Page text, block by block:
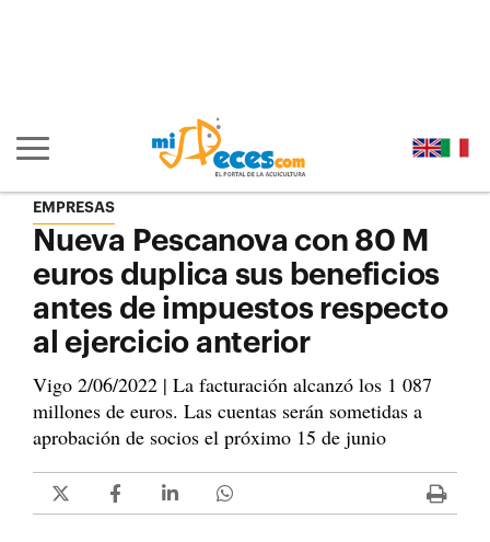
Mostrar/ocultar navegación principal
EMPRESAS
Nueva Pescanova con 80 M
euros duplica sus beneficios
antes de impuestos respecto
al ejercicio anterior
Vigo 2/06/2022 | La facturación alcanzó los 1 087
millones de euros. Las cuentas serán sometidas a
aprobación de socios el próximo 15 de junio